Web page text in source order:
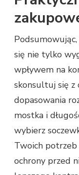
się nie tylko
wpływem na
skonsultuj się z
dopasowania
mostka i
wybierz
Twoich potrzeb
ochrony przed